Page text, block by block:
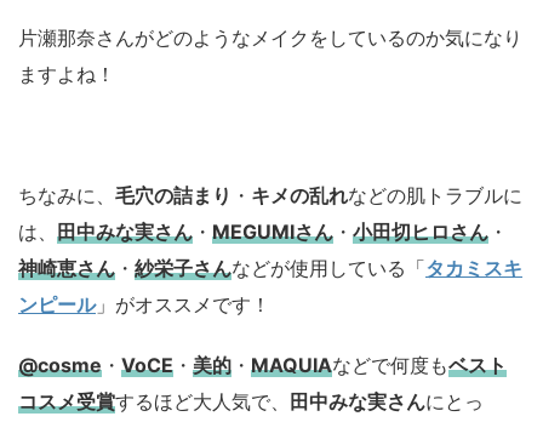
片瀬那奈さんがどのようなメイクをしているのか気になり
ますよね！
ちなみに、 毛穴の詰まり ・ キメの乱れなどの肌トラブルに
は、 田中みな実さん ・ MEGUMIさん ・ 小田切ヒロさん ・
神崎恵さん ・ 紗栄子さんなどが使用している「タカミスキ
ンピール」がオススメです！
@cosme ・ VoCE ・ 美的 ・ MAQUIAなどで何度もベスト
コスメ受賞するほど大人気で、 田中みな実さんにとっ